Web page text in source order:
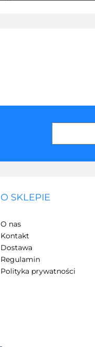
O SKLEPIE
O nas
Kontakt
Dostawa
Regulamin
Polityka prywatności